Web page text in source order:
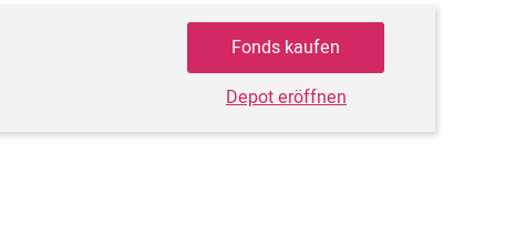
Fonds kaufen
Depot eröffnen